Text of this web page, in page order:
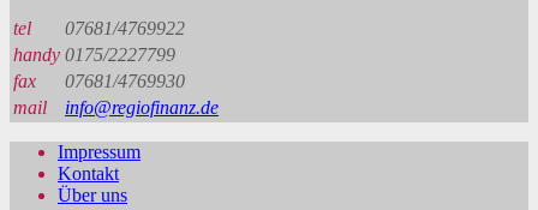
tel
07681/4769922
handy 0175/2227799
fax
07681/4769930
mail
info@regiofinanz.de
Impressum
Kontakt
Über uns